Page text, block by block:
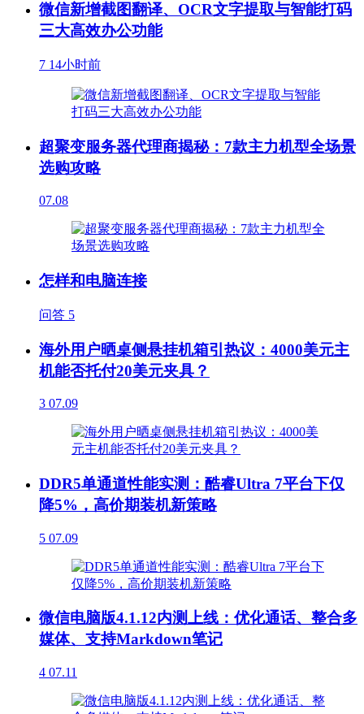
微信新增截图翻译、OCR文字提取与智能打码
三大高效办公功能
7 14小时前
超聚变服务器代理商揭秘：7款主力机型全场景
选购攻略
07.08
怎样和电脑连接
问答 5
海外用户晒桌侧悬挂机箱引热议：4000美元主
机能否托付20美元夹具？
3 07.09
DDR5单通道性能实测：酷睿Ultra 7平台下仅
降5%，高价期装机新策略
5 07.09
微信电脑版4.1.12内测上线：优化通话、整合多
媒体、支持Markdown笔记
4 07.11